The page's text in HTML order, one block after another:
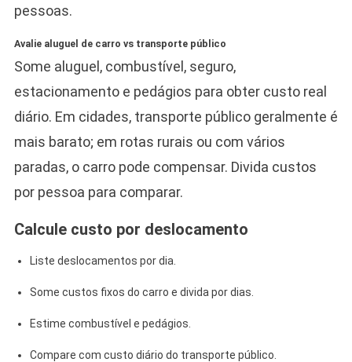
pessoas.
Avalie aluguel de carro vs transporte público
Some aluguel, combustível, seguro,
estacionamento e pedágios para obter custo real
diário. Em cidades, transporte público geralmente é
mais barato; em rotas rurais ou com vários
paradas, o carro pode compensar. Divida custos
por pessoa para comparar.
Calcule custo por deslocamento
Liste deslocamentos por dia.
Some custos fixos do carro e divida por dias.
Estime combustível e pedágios.
Compare com custo diário do transporte público.